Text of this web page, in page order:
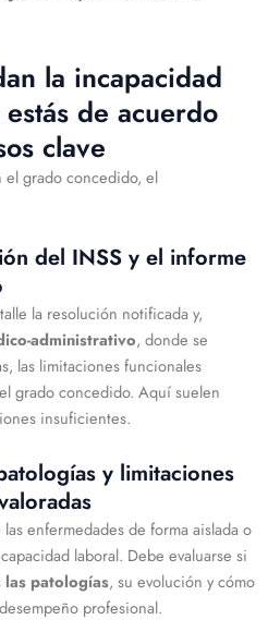
la incapacidad
de acuerdo
clave
el grado concedido, el
del INSS y el informe
la resolución notificada y,
administrativo, donde se
las limitaciones funcionales
grado concedido. Aquí suelen
insuficientes.
y limitaciones
las enfermedades de forma aislada o
laboral. Debe evaluarse si
las patologías, su evolución y cómo
profesional.